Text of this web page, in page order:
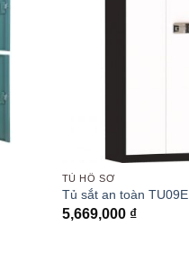
TỦ HỒ SƠ
Tủ sắt an toàn TU09E
5,669,000 ₫